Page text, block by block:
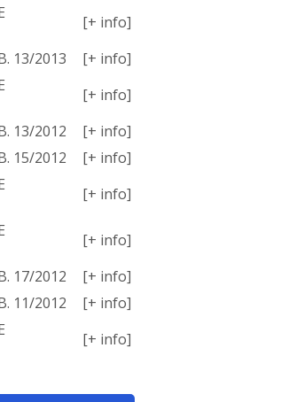
[+ info]
13/2013
[+ info]
[+ info]
13/2012
[+ info]
15/2012
[+ info]
[+ info]
[+ info]
17/2012
[+ info]
11/2012
[+ info]
[+ info]